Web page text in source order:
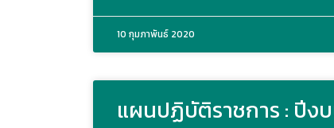
10 กุมภาพันธ์ 2020
แผนปฏิบัติราชการ : ปีง